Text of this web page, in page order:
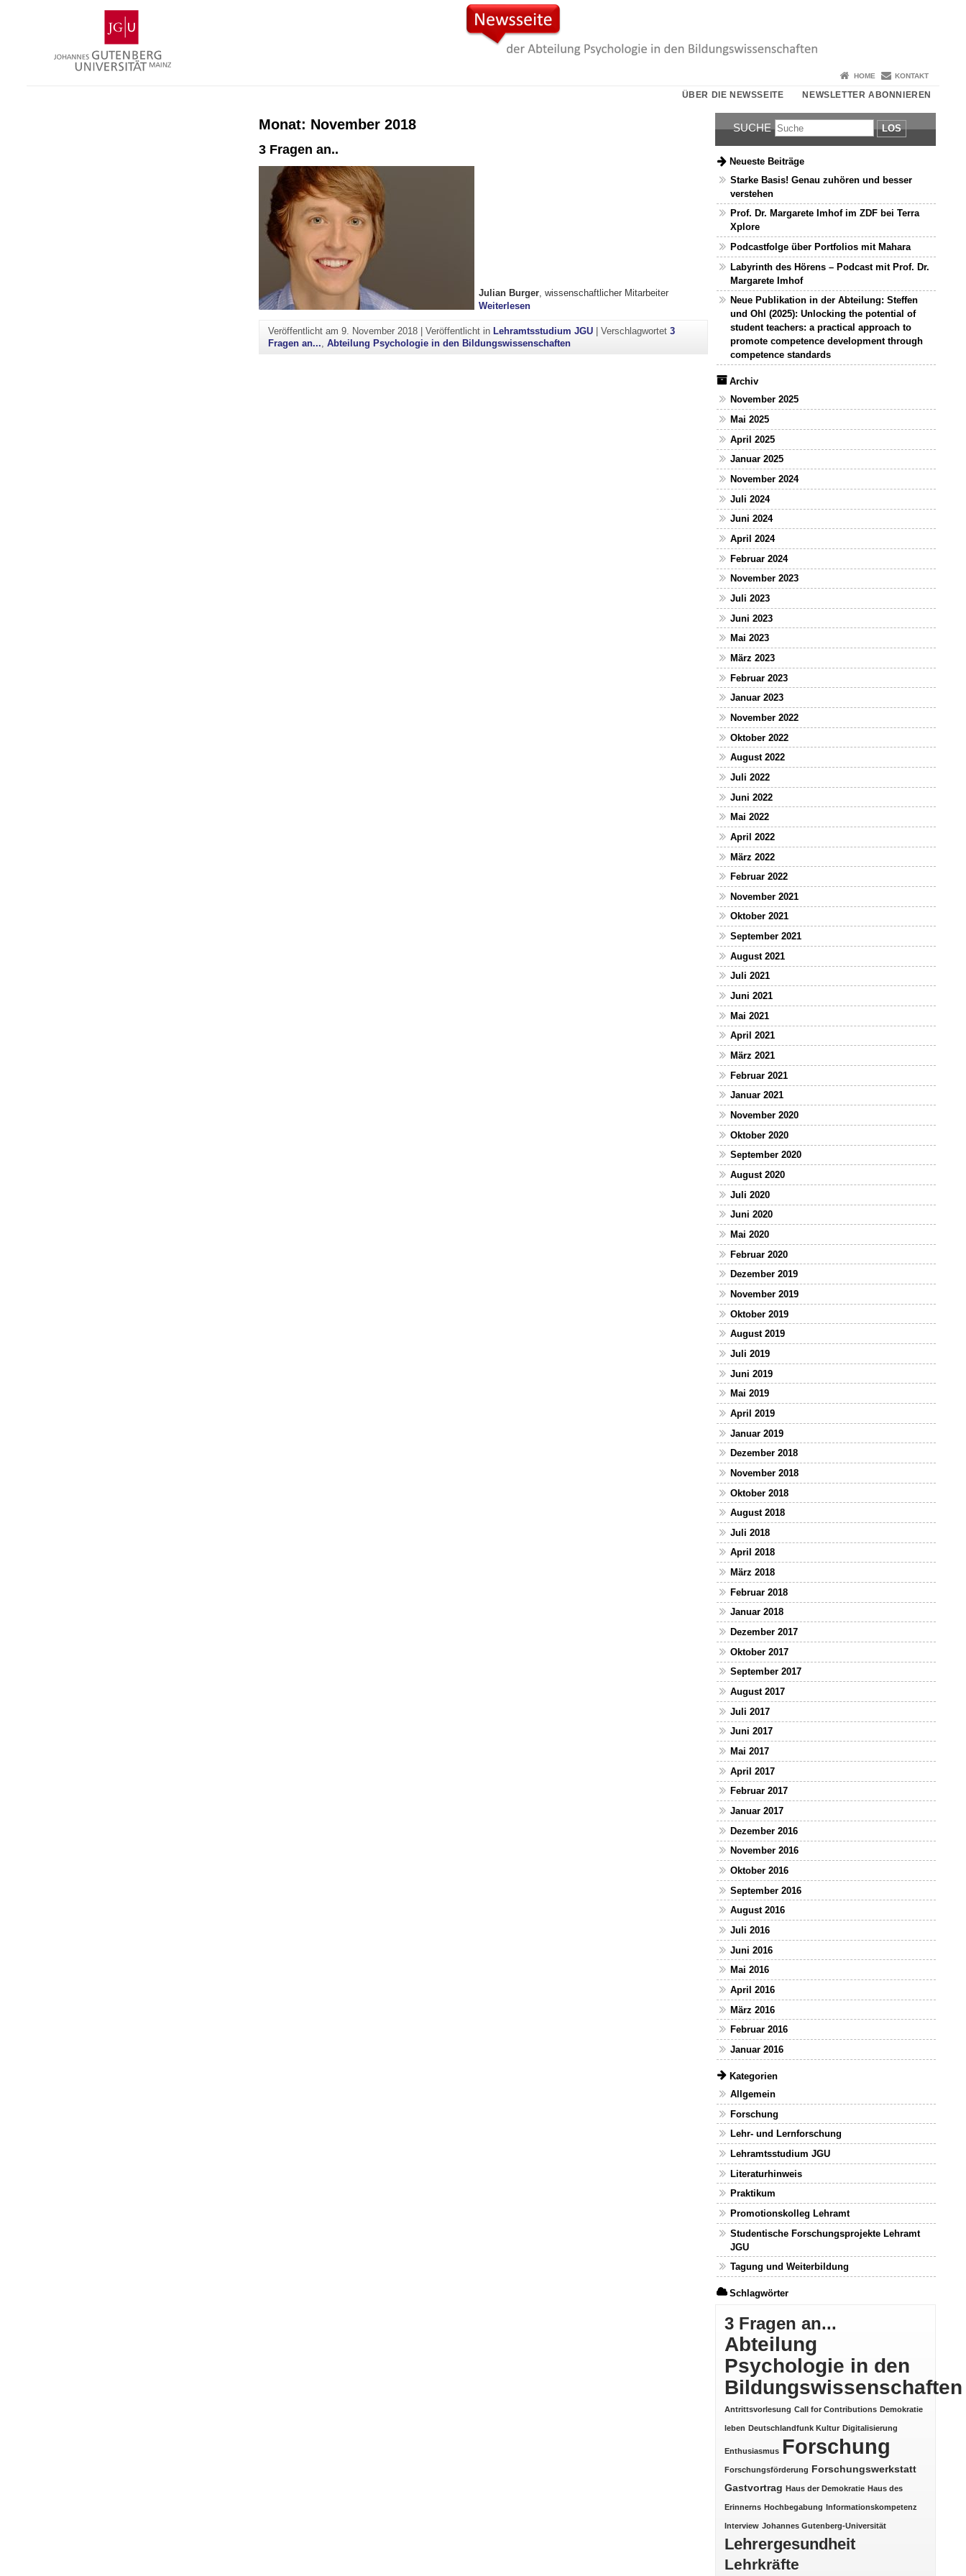
Gutenberg-
Universität
Mainz
HOME KONTAKT
ÜBER DIE NEWSSEITE NEWSLETTER ABONNIEREN
Monat: November 2018
3 Fragen an..
Julian Burger, wissenschaftlicher Mitarbeiter
Weiterlesen"3 Fragen an.."
Veröffentlicht am9. November 2018 |Veröffentlicht in Lehramtsstudium JGU |Verschlagwortet3
Fragen an...,Abteilung Psychologie in den Bildungswissenschaften
SUCHE LOS
Neueste Beiträge
Starke Basis! Genau zuhören und besser
verstehen
Prof. Dr. Margarete Imhof im ZDF bei Terra
Xplore
Podcastfolge über Portfolios mit Mahara
Labyrinth des Hörens – Podcast mit Prof. Dr.
Margarete Imhof
Neue Publikation in der Abteilung: Steffen
und Ohl (2025): Unlocking the potential of
student teachers: a practical approach to
promote competence development through
competence standards
Archiv
November 2025
Mai 2025
April 2025
Januar 2025
November 2024
Juli 2024
Juni 2024
April 2024
Februar 2024
November 2023
Juli 2023
Juni 2023
Mai 2023
März 2023
Februar 2023
Januar 2023
November 2022
Oktober 2022
August 2022
Juli 2022
Juni 2022
Mai 2022
April 2022
März 2022
Februar 2022
November 2021
Oktober 2021
September 2021
August 2021
Juli 2021
Juni 2021
Mai 2021
April 2021
März 2021
Februar 2021
Januar 2021
November 2020
Oktober 2020
September 2020
August 2020
Juli 2020
Juni 2020
Mai 2020
Februar 2020
Dezember 2019
November 2019
Oktober 2019
August 2019
Juli 2019
Juni 2019
Mai 2019
April 2019
Januar 2019
Dezember 2018
November 2018
Oktober 2018
August 2018
Juli 2018
April 2018
März 2018
Februar 2018
Januar 2018
Dezember 2017
Oktober 2017
September 2017
August 2017
Juli 2017
Juni 2017
Mai 2017
April 2017
Februar 2017
Januar 2017
Dezember 2016
November 2016
Oktober 2016
September 2016
August 2016
Juli 2016
Juni 2016
Mai 2016
April 2016
März 2016
Februar 2016
Januar 2016
Kategorien
Allgemein
Forschung
Lehr- und Lernforschung
Lehramtsstudium JGU
Literaturhinweis
Praktikum
Promotionskolleg Lehramt
Studentische Forschungsprojekte Lehramt
JGU
Tagung und Weiterbildung
Schlagwörter
3 Fragen an...
Abteilung
Psychologie in den
Bildungswissenschaften
Antrittsvorlesung Call for Contributions Demokratie
leben Deutschlandfunk Kultur Digitalisierung
Enthusiasmus Forschung
Forschungsförderung
Forschungswerkstatt
Gastvortrag Haus der Demokratie Haus des
Erinnerns Hochbegabung Informationskompetenz
Interview Johannes Gutenberg-Universität
Lehrergesundheit
Lehrkräfte